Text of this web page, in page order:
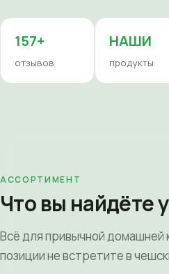
157+
отзывов
НАШИ
продукты
АССОРТИМЕНТ
Что вы найдёте
Всё для привычной домашней
позиции не встретите в